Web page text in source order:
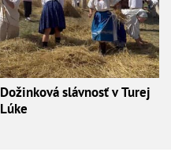
Dožinková slávnosť v Turej
Lúke